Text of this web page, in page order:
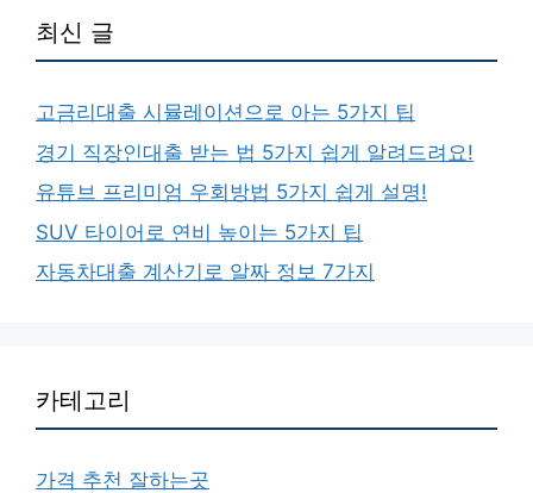
최신 글
고금리대출 시뮬레이션으로 아는 5가지 팁
경기 직장인대출 받는 법 5가지 쉽게 알려드려요!
유튜브 프리미엄 우회방법 5가지 쉽게 설명!
SUV 타이어로 연비 높이는 5가지 팁
자동차대출 계산기로 알짜 정보 7가지
카테고리
가격 추천 잘하는곳